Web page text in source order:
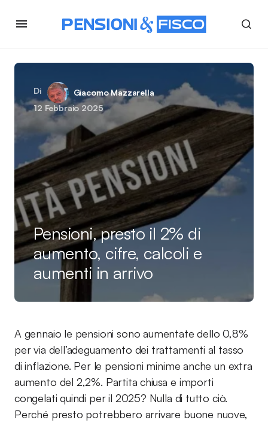
Di
Giacomo Mazzarella
12 Febbraio 2025
Pensioni, presto il 2% di
aumento, cifre, calcoli e
aumenti in arrivo
A gennaio le pensioni sono aumentate dello 0,8%
per via dell’adeguamento dei trattamenti al tasso
di inflazione. Per le pensioni minime anche un extra
aumento del 2,2%. Partita chiusa e importi
congelati quindi per il 2025? Nulla di tutto ciò.
Perché presto potrebbero arrivare buone nuove,